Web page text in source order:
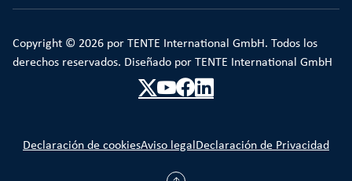
Copyright © 2026 por TENTE International GmbH. Todos los
derechos reservados. Diseñado por TENTE International GmbH
Declaración de cookiesAviso legalDeclaración de Privacidad